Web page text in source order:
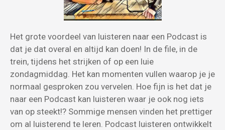
Het grote voordeel van luisteren naar een Podcast is
dat je dat overal en altijd kan doen! In de file, in de
trein, tijdens het strijken of op een luie
zondagmiddag. Het kan momenten vullen waarop je je
normaal gesproken zou vervelen. Hoe fijn is het dat je
naar een Podcast kan luisteren waar je ook nog iets
van op steekt!? Sommige mensen vinden het prettiger
om al luisterend te leren. Podcast luisteren ontwikkelt